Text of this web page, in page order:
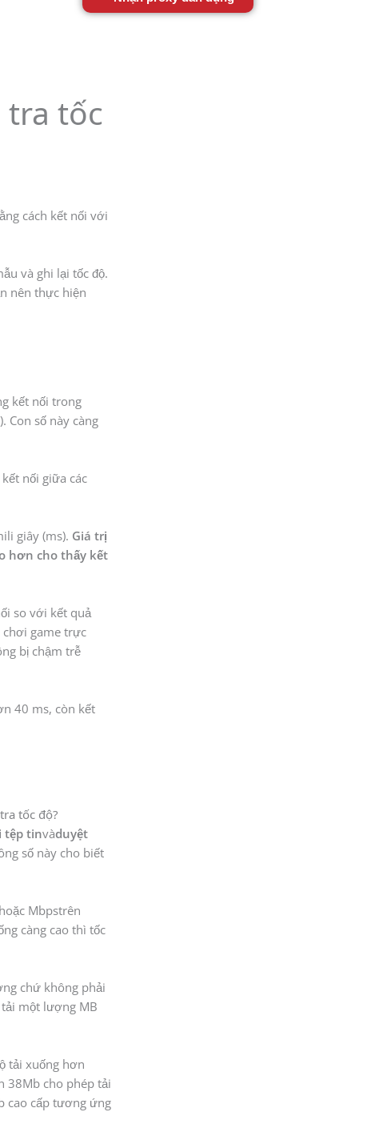
tốc
cách kết nối với
và ghi lại tốc độ.
nên thực hiện
kết nối trong
Con số này càng
nối giữa các
giây (ms). Giá trị
hơn cho thấy kết
so với kết quả
chơi game trực
bị chậm trễ
40 ms, còn kết
tốc độ?
tệp tinvàduyệt
số này cho biết
Mbpstrên
càng cao thì tốc
chứ không phải
một lượng MB
tải xuống hơn
38Mb cho phép tải
cao cấp tương ứng